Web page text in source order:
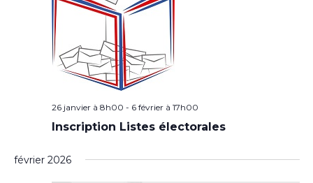
26 janvier à 8h00 - 6 février à 17h00
Inscription Listes électorales
février 2026